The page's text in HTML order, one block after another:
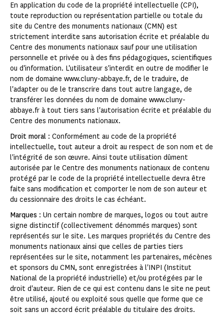
En application du code de la propriété intellectuelle (CPI),
toute reproduction ou représentation partielle ou totale du
site du Centre des monuments nationaux (CMN) est
strictement interdite sans autorisation écrite et préalable du
Centre des monuments nationaux sauf pour une utilisation
personnelle et privée ou à des fins pédagogiques, scientifiques
ou d'information. L'utilisateur s'interdit en outre de modifier le
nom de domaine www.cluny-abbaye.fr, de le traduire, de
l'adapter ou de le transcrire dans tout autre langage, de
transférer les données du nom de domaine www.cluny-
abbaye.fr à tout tiers sans l'autorisation écrite et préalable du
Centre des monuments nationaux.
Droit moral : Conformément au code de la propriété
intellectuelle, tout auteur a droit au respect de son nom et de
l'intégrité de son œuvre. Ainsi toute utilisation dûment
autorisée par le Centre des monuments nationaux de contenu
protégé par le code de la propriété intellectuelle devra être
faite sans modification et comporter le nom de son auteur et
du cessionnaire des droits le cas échéant.
Marques : Un certain nombre de marques, logos ou tout autre
signe distinctif (collectivement dénommés marques) sont
représentés sur le site. Les marques propriétés du Centre des
monuments nationaux ainsi que celles de parties tiers
représentées sur le site, notamment les partenaires, mécènes
et sponsors du CMN, sont enregistrées à l'INPI (Institut
National de la propriété industrielle) et/ou protégées par le
droit d'auteur. Rien de ce qui est contenu dans le site ne peut
être utilisé, ajouté ou exploité sous quelle que forme que ce
soit sans un accord écrit préalable du titulaire des droits.